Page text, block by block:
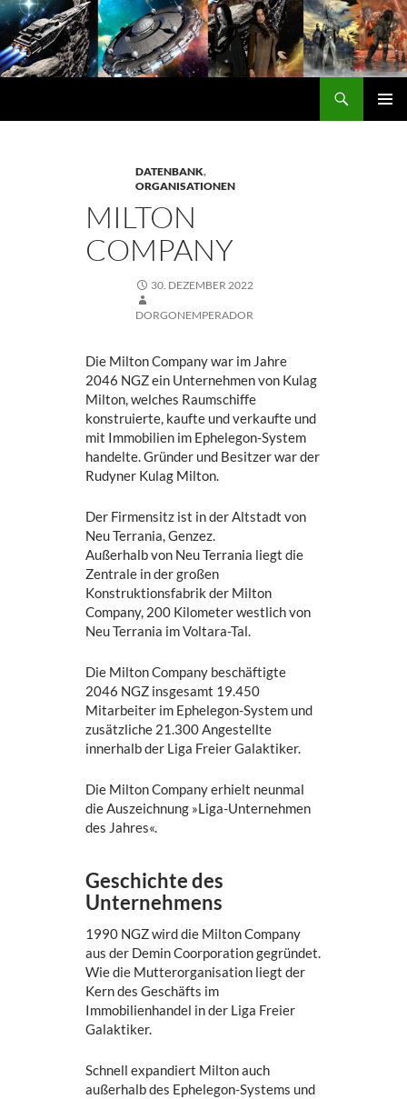
Zum
Inhalt
springen
DATENBANK,
ORGANISATIONEN
MILTON
COMPANY
30. DEZEMBER 2022
DORGONEMPERADOR
Die Milton Company war im Jahre
2046 NGZ ein Unternehmen von Kulag
Milton, welches Raumschiffe
konstruierte, kaufte und verkaufte und
mit Immobilien im Ephelegon-System
handelte. Gründer und Besitzer war der
Rudyner Kulag Milton.
Der Firmensitz ist in der Altstadt von
Neu Terrania, Genzez.
Außerhalb von Neu Terrania liegt die
Zentrale in der großen
Konstruktionsfabrik der Milton
Company, 200 Kilometer westlich von
Neu Terrania im Voltara-Tal.
Die Milton Company beschäftigte
2046 NGZ insgesamt 19.450
Mitarbeiter im Ephelegon-System und
zusätzliche 21.300 Angestellte
innerhalb der Liga Freier Galaktiker.
Die Milton Company erhielt neunmal
die Auszeichnung »Liga-Unternehmen
des Jahres«.
Geschichte des
Unternehmens
1990 NGZ wird die Milton Company
aus der Demin Coorporation gegründet.
Wie die Mutterorganisation liegt der
Kern des Geschäfts im
Immobilienhandel in der Liga Freier
Galaktiker.
Schnell expandiert Milton auch
außerhalb des Ephelegon-Systems und